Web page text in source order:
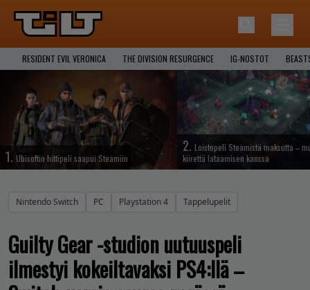
RESIDENT EVIL VERONICA THE DIVISION RESURGENCE IG-NOSTOT
1. Ubisoftin hittipeli saapui Steamiin
2. Loistopeli Steamistä maksutta –
kiirettä lataamisen kanssa
Nintendo Switch PC Playstation 4 Tappelupelit
Guilty Gear -studion uutuuspeli
ilmestyi kokeiltavaksi PS4:llä –